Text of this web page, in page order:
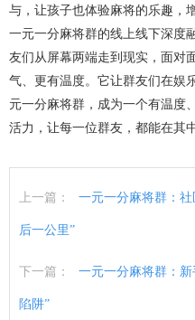
与，让孩子也体验麻将的乐趣，
一元一分麻将群的线上线下深度
友们从屏幕两端走到现实，面对
气、更有温度。它让群友们在娱
元一分麻将群，成为一个有温度
活力，让每一位群友，都能在其
上一篇： 一元一分麻将群：
后一公里”
下一篇： 一元一分麻将群：
陷阱”